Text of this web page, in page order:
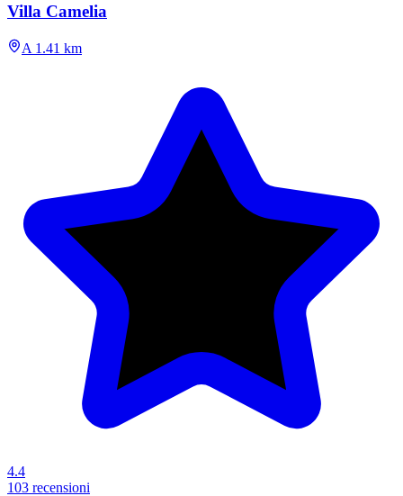
Villa Camelia
A 1.41 km
4.4
103 recensioni